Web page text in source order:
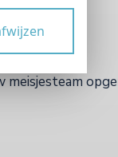
binnen.
meisjesteam